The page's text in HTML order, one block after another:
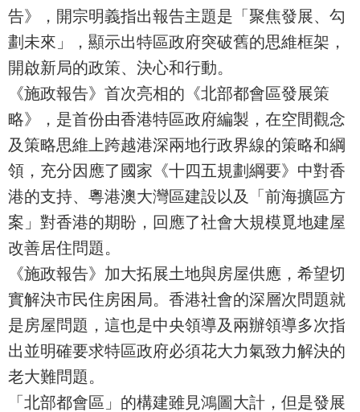
告》，開宗明義指出報告主題是「聚焦發展、勾
劃未來」，顯示出特區政府突破舊的思維框架，
開啟新局的政策、決心和行動。
《施政報告》首次亮相的《北部都會區發展策
略》，是首份由香港特區政府編製，在空間觀念
及策略思維上跨越港深兩地行政界線的策略和綱
領，充分因應了國家《十四五規劃綱要》中對香
港的支持、粵港澳大灣區建設以及「前海擴區方
案」對香港的期盼，回應了社會大規模覓地建屋
改善居住問題。
《施政報告》加大拓展土地與房屋供應，希望切
實解決市民住房困局。香港社會的深層次問題就
是房屋問題，這也是中央領導及兩辦領導多次指
出並明確要求特區政府必須花大力氣致力解決的
老大難問題。
「北部都會區」的構建雖見鴻圖大計，但是發展